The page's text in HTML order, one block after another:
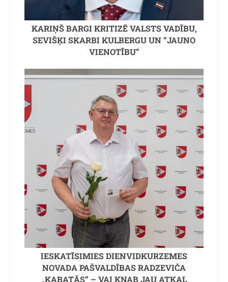
KARIŅŠ BARGI KRITIZĒ VALSTS VADĪBU,
SEVIŠĶI SKARBI KULBERGU UN “JAUNO
VIENOTĪBU”
IESKATĪSIMIES DIENVIDKURZEMES
NOVADA PAŠVALDĪBAS RADZEVIČA
„KABATĀS” – VAI KNAB JAU ATKAL